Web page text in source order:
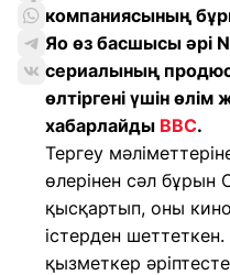
компаниясының
Яо өз басшысы әрі
сериалының
өлтіргені үшін өлім
хабарлайды BBC.
Тергеу
өлерінен сәл
қысқартып, оны
істерден
қызметкер